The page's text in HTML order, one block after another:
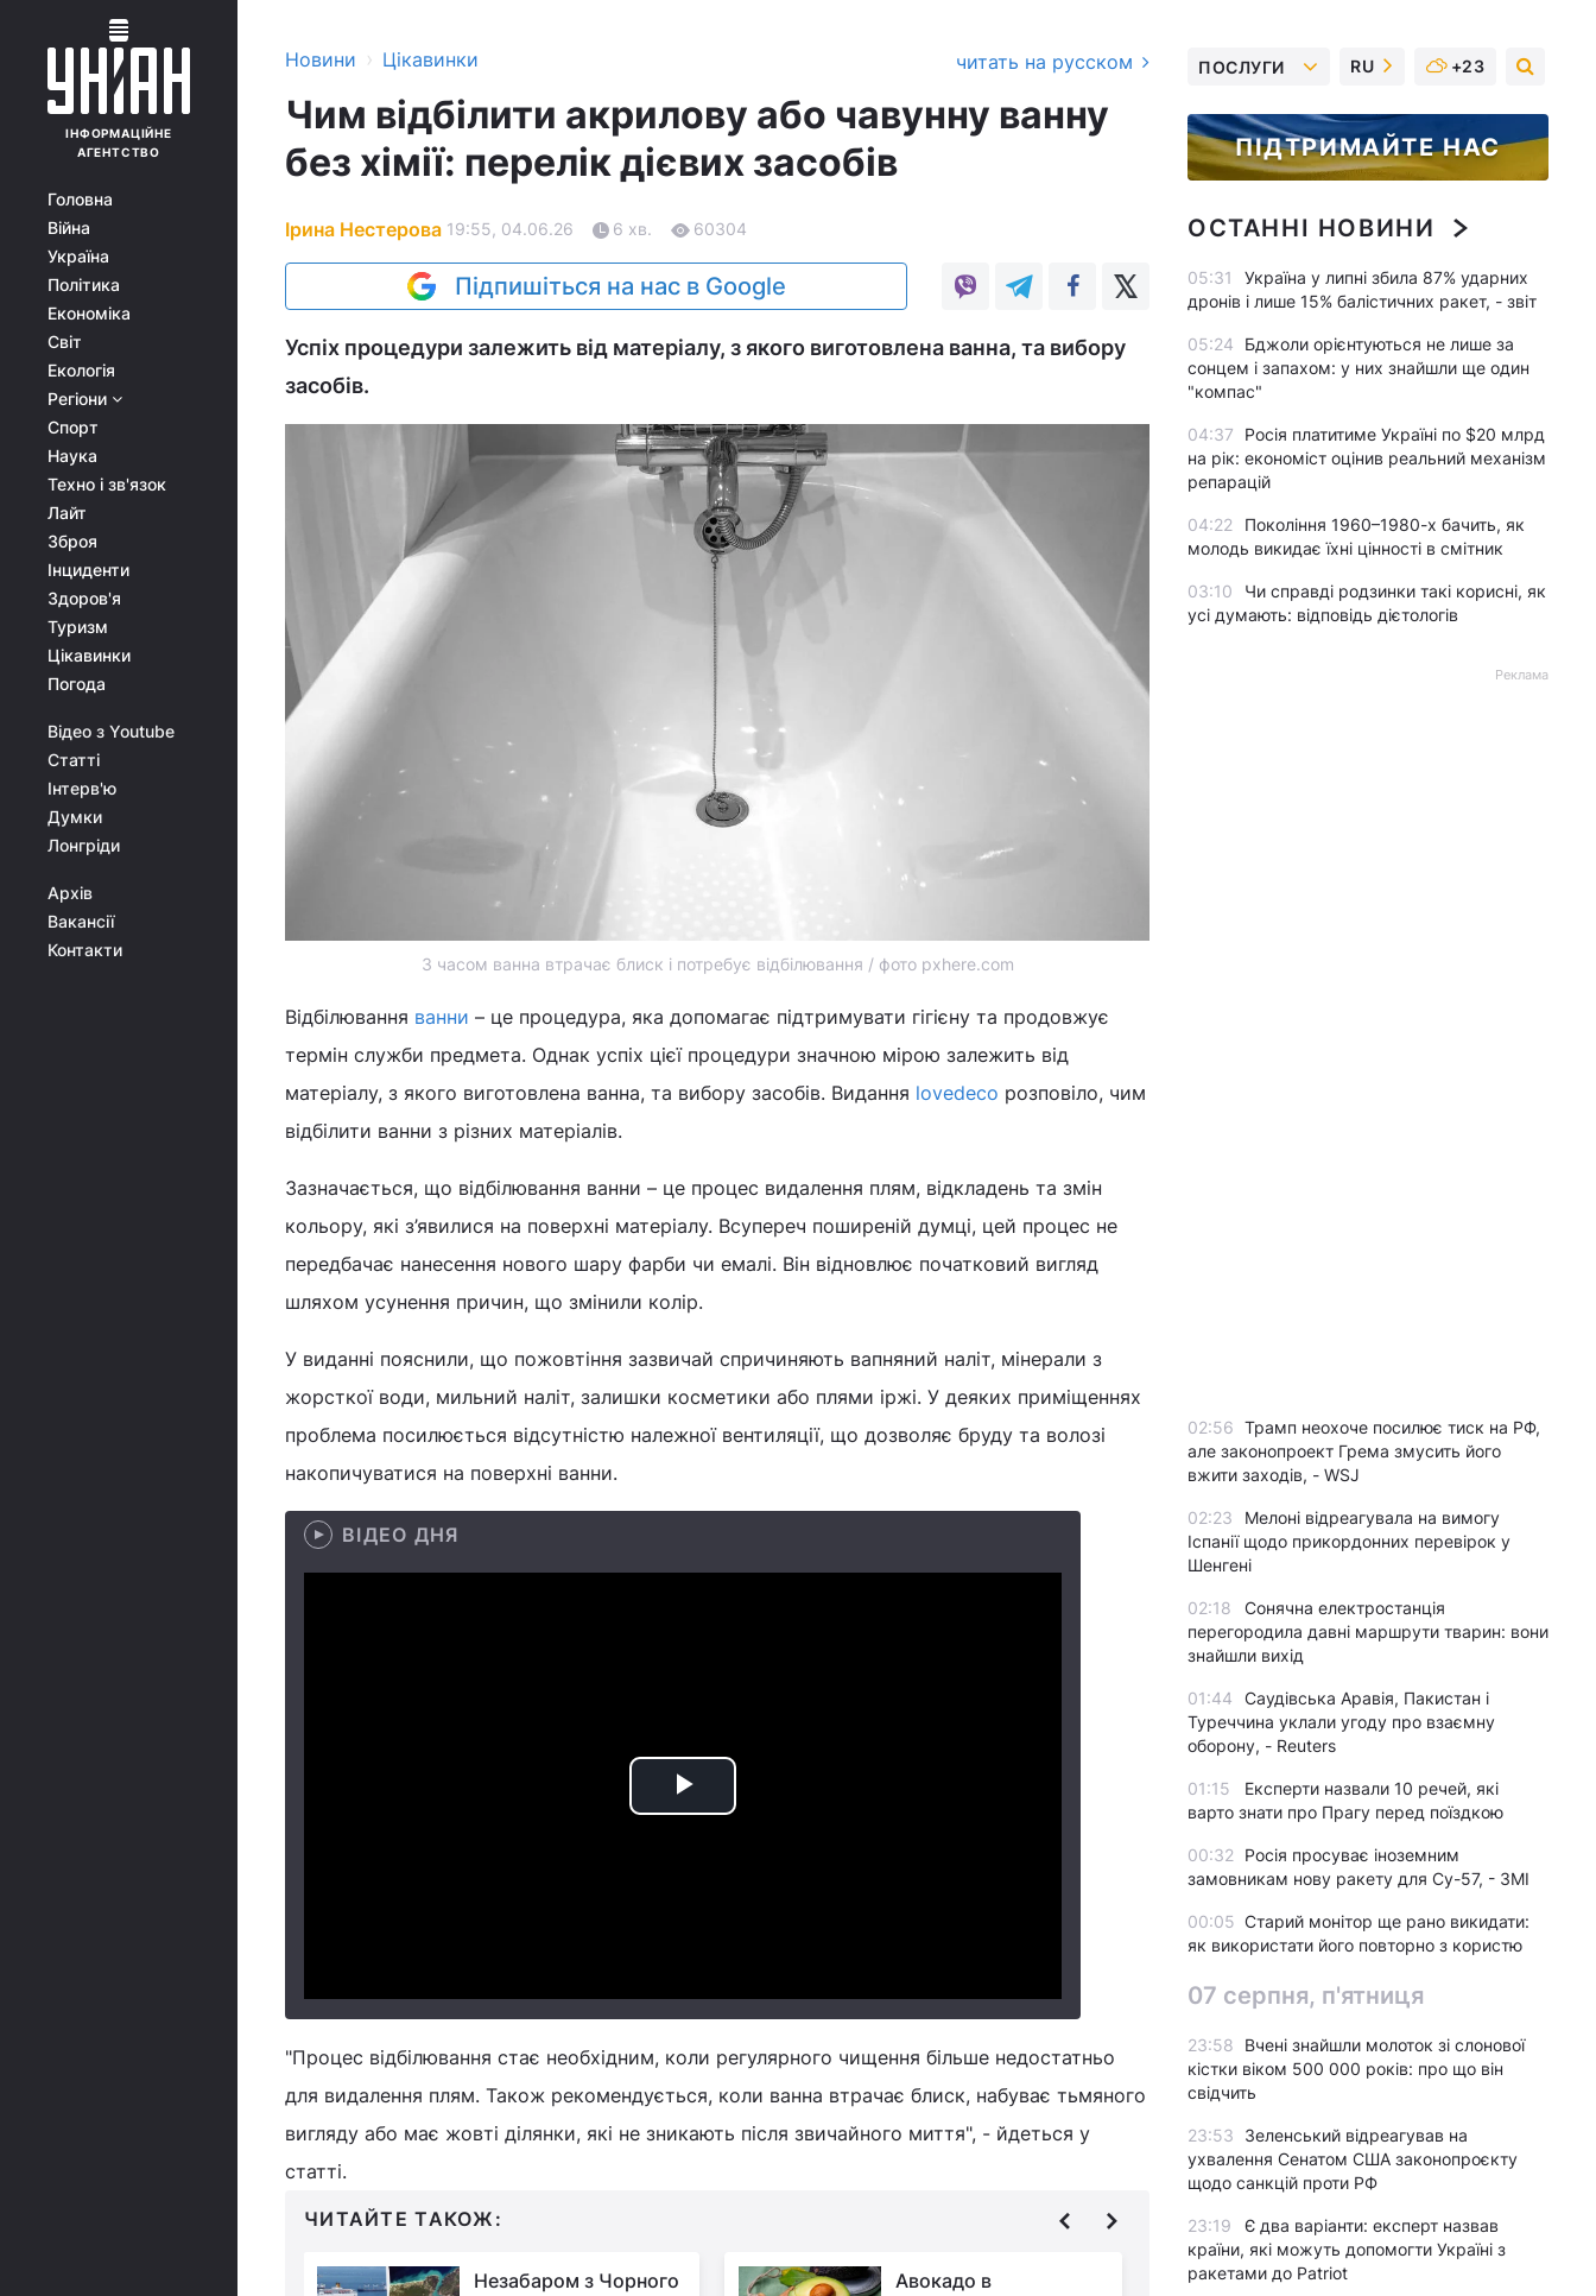
ІНФОРМАЦІЙНЕ
АГЕНТСТВО
Головна
Війна
Україна
Політика
Економіка
Світ
Екологія
Регіони
Спорт
Наука
Техно і зв'язок
Лайт
Зброя
Інциденти
Здоров'я
Туризм
Цікавинки
Погода
Відео з Youtube
Статті
Інтерв'ю
Думки
Лонгріди
Архів
Вакансії
Контакти
Новини › Цікавинки читать на русском
Чим відбілити акрилову або чавунну ванну
без хімії: перелік дієвих засобів
Ірина Нестерова 19:55, 04.06.26 6 хв. 60304
Підпишіться на нас в Google
Успіх процедури залежить від матеріалу, з якого виготовлена ​​ванна, та вибору
засобів.
З часом ванна втрачає блиск і потребує відбілювання / фото pxhere.com
Відбілювання ванни – це процедура, яка допомагає підтримувати гігієну та продовжує
термін служби предмета. Однак успіх цієї процедури значною мірою залежить від
матеріалу, з якого виготовлена ​​ванна, та вибору засобів. Видання lovedeco розповіло, чим
відбілити ванни з різних матеріалів.
Зазначається, що відбілювання ванни – це процес видалення плям, відкладень та змін
кольору, які з’явилися на поверхні матеріалу. Всупереч поширеній думці, цей процес не
передбачає нанесення нового шару фарби чи емалі. Він відновлює початковий вигляд
шляхом усунення причин, що змінили колір.
У виданні пояснили, що пожовтіння зазвичай спричиняють вапняний наліт, мінерали з
жорсткої води, мильний наліт, залишки косметики або плями іржі. У деяких приміщеннях
проблема посилюється відсутністю належної вентиляції, що дозволяє бруду та волозі
накопичуватися на поверхні ванни.
ВІДЕО ДНЯ
Play
"Процес відбілювання стає необхідним, коли регулярного чищення більше недостатньо
для видалення плям. Також рекомендується, коли ванна втрачає блиск, набуває тьмяного
вигляду або має жовті ділянки, які не зникають після звичайного миття", - йдеться у
статті.
ЧИТАЙТЕ ТАКОЖ:
Незабаром з Чорного
Авокадо в
Магніт для злиднів:
ПОСЛУГИ RU +23
ПІДТРИМАЙТЕ НАС
ОСТАННІ НОВИНИ
05:31
Україна у липні збила 87% ударних
дронів і лише 15% балістичних ракет, - звіт
05:24
Бджоли орієнтуються не лише за
сонцем і запахом: у них знайшли ще один
"компас"
04:37
Росія платитиме Україні по $20 млрд
на рік: економіст оцінив реальний механізм
репарацій
04:22
Покоління 1960–1980-х бачить, як
молодь викидає їхні цінності в смітник
03:10
Чи справді родзинки такі корисні, як
усі думають: відповідь дієтологів
Реклама
02:56 Трамп неохоче посилює тиск на РФ,
але законопроект Грема змусить його
вжити заходів, - WSJ
02:23
Мелоні відреагувала на вимогу
Іспанії щодо прикордонних перевірок у
Шенгені
02:18
Сонячна електростанція
перегородила давні маршрути тварин: вони
знайшли вихід
01:44
Саудівська Аравія, Пакистан і
Туреччина уклали угоду про взаємну
оборону, - Reuters
01:15
Експерти назвали 10 речей, які
варто знати про Прагу перед поїздкою
00:32
Росія просуває іноземним
замовникам нову ракету для Су-57, - ЗМІ
00:05 Старий монітор ще рано викидати:
як використати його повторно з користю
07 серпня, п'ятниця
23:58
Вчені знайшли молоток зі слонової
кістки віком 500 000 років: про що він
свідчить
23:53
Зеленський відреагував на
ухвалення Сенатом США законопроєкту
щодо санкцій проти РФ
23:19
Є два варіанти: експерт назвав
країни, які можуть допомогти Україні з
ракетами до Patriot